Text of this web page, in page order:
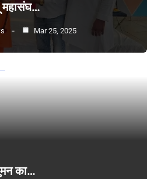
महासंघ…
Mar 25, 2025
का…